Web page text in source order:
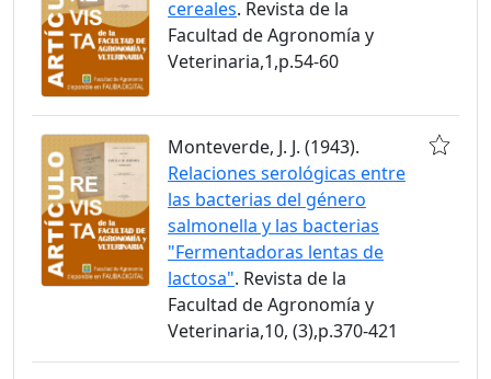
cereales. Revista de la
Facultad de Agronomía y
Veterinaria,1,p.54-60
Monteverde, J. J. (1943).
Relaciones serológicas entre
las bacterias del género
salmonella y las bacterias
"Fermentadoras lentas de
lactosa". Revista de la
Facultad de Agronomía y
Veterinaria,10, (3),p.370-421